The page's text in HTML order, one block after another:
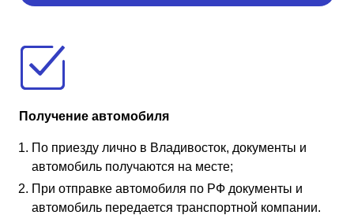
Получение автомобиля
По приезду лично в Владивосток, документы и
автомобиль получаются на месте;
При отправке автомобиля по РФ документы и
автомобиль передается транспортной компании.